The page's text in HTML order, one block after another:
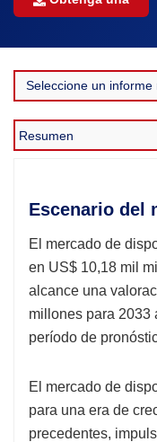
Escenario del
El mercado de
en US$ 10,18 mil
alcance una
millones para 2033
período de
El mercado de
para una era de
precedentes,